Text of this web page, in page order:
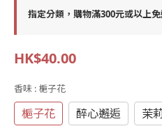
指定分類，購物滿300元或以上
HK$40.00
香味 : 梔子花
梔子花 醉心邂逅 茉